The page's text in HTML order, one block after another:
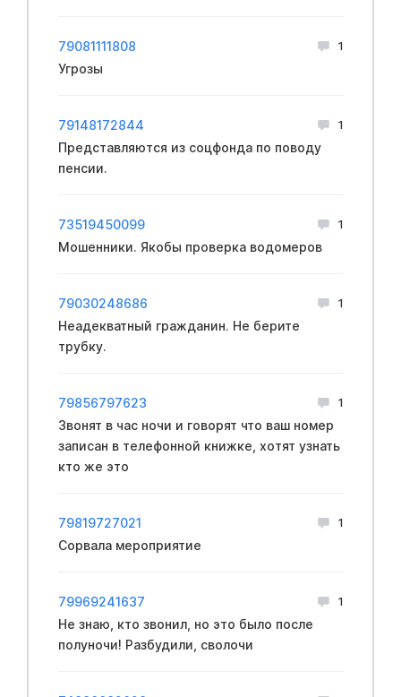
79081111808 1
Угрозы
79148172844 1
Представляются из соцфонда по поводу
пенсии.
73519450099 1
Мошенники. Якобы проверка водомеров
79030248686 1
Неадекватный гражданин. Не берите
трубку.
79856797623 1
Звонят в час ночи и говорят что ваш номер
записан в телефонной книжке, хотят узнать
кто же это
79819727021 1
Сорвала мероприятие
79969241637 1
Не знаю, кто звонил, но это было после
полуночи! Разбудили, сволочи